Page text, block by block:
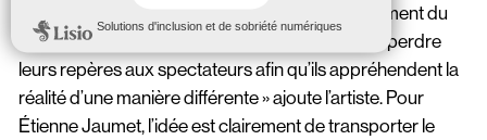
basculement progressif de perception à un moment du
spectacle. Idéalement, nous souhaiterions faire perdre
leurs repères aux spectateurs afin qu’ils appréhendent la
réalité d’une manière différente » ajoute l’artiste. Pour
Étienne Jaumet, l’idée est clairement de transporter le